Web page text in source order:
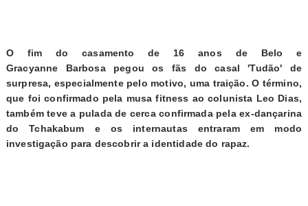
O fim do casamento de 16 anos de Belo e
Gracyanne Barbosa pegou os fãs do casal 'Tudão' de
surpresa, especialmente pelo motivo, uma traição. O término,
que foi confirmado pela musa fitness ao colunista Leo Dias,
também teve a pulada de cerca confirmada pela ex-dançarina
do Tchakabum e os internautas entraram em modo
investigação para descobrir a identidade do rapaz.